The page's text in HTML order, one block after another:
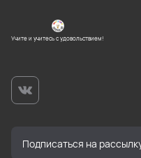
Учите и учитесь с удовольствием!